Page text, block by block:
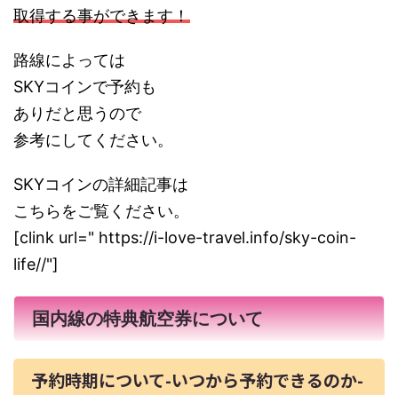
取得する事ができます！
路線によっては
SKYコインで予約も
ありだと思うので
参考にしてください。
SKYコインの詳細記事は
こちらをご覧ください。
[clink url=" https://i-love-travel.info/sky-coin-
life//"]
国内線の特典航空券について
予約時期について-いつから予約できるのか-